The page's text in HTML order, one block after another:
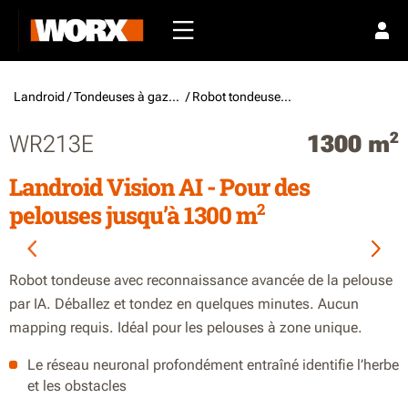
Landroid / Tondeuses à gazon robotisées / Robot tondeuse sans fil périmétrique
WR213E 1300 m2
Landroid Vision AI - Pour des
pelouses jusqu’à 1300 m2
Robot tondeuse avec reconnaissance avancée de la pelouse
par IA. Déballez et tondez en quelques minutes. Aucun
mapping requis. Idéal pour les pelouses à zone unique.
Le réseau neuronal profondément entraîné identifie l’herbe
et les obstacles